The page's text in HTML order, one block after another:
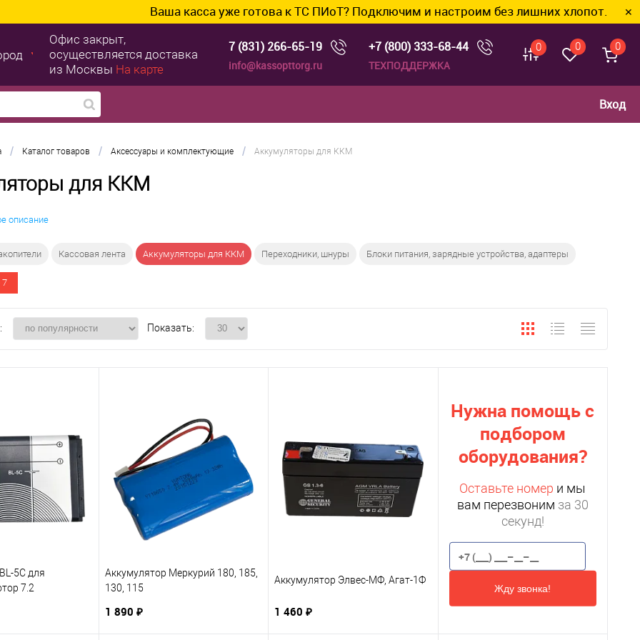
Ваша касса уже готова к ТС ПИоТ? Подключим и настроим без лишних хлопот. ✕
Офис закрыт,
осуществляется доставка
из Москвы На карте
7 (831) 266-65-19
info@kassopttorg.ru
+7 (800) 333-68-44
ТЕХПОДДЕРЖКА
0 0 0
Вход
/ Каталог товаров / Аксессуары и комплектующие / Аккумуляторы для ККМ
для ККМ
описание
Кассовая лента Аккумуляторы для ККМ Переходники, шнуры Блоки питания, зарядные устройства, адаптеры
7
Показать:
5C для
7.2
Аккумулятор Меркурий 180, 185,
130, 115
1 890 ₽
Аккумулятор Элвес-МФ, Агат-1Ф
1 460 ₽
Нужна помощь с
подбором
оборудования?
Оставьте номер и мы
вам перезвоним за 30
секунд!
Жду звонка!